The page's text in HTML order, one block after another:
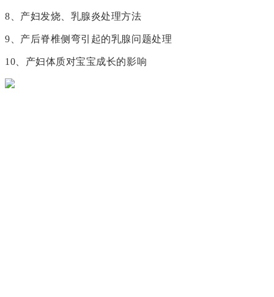
8、产妇发烧、乳腺炎处理方法
9、产后脊椎侧弯引起的乳腺问题处理
10、产妇体质对宝宝成长的影响